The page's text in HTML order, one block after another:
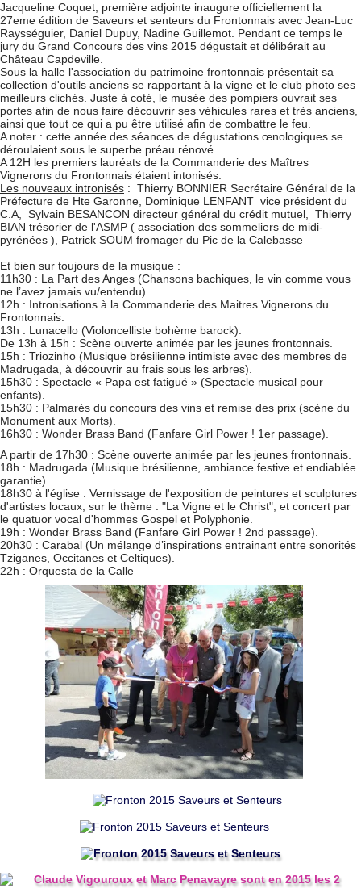
Jacqueline Coquet, première adjointe inaugure officiellement la
27eme édition de Saveurs et senteurs du Frontonnais avec Jean-Luc
Raysséguier, Daniel Dupuy, Nadine Guillemot. Pendant ce temps le
jury du Grand Concours des vins 2015 dégustait et délibérait au
Château Capdeville.
Sous la halle l'association du patrimoine frontonnais présentait sa
collection d'outils anciens se rapportant à la vigne et le club photo ses
meilleurs clichés. Juste à coté, le musée des pompiers ouvrait ses
portes afin de nous faire découvrir ses véhicules rares et très anciens,
ainsi que tout ce qui a pu être utilisé afin de combattre le feu.
A noter : cette année des séances de dégustations œnologiques se
déroulaient sous le superbe préau rénové.
A 12H les premiers lauréats de la Commanderie des Maîtres
Vignerons du Frontonnais étaient intonisés.
Les nouveaux intronisés : Thierry BONNIER Secrétaire Général de la
Préfecture de Hte Garonne, Dominique LENFANT vice président du
C.A, Sylvain BESANCON directeur général du crédit mutuel, Thierry
BIAN trésorier de l'ASMP ( association des sommeliers de midi-
pyrénées ), Patrick SOUM fromager du Pic de la Calebasse
Et bien sur toujours de la musique :
11h30 : La Part des Anges (Chansons bachiques, le vin comme vous
ne l’avez jamais vu/entendu).
12h : Intronisations à la Commanderie des Maitres Vignerons du
Frontonnais.
13h : Lunacello (Violoncelliste bohème barock).
De 13h à 15h : Scène ouverte animée par les jeunes frontonnais.
15h : Triozinho (Musique brésilienne intimiste avec des membres de
Madrugada, à découvrir au frais sous les arbres).
15h30 : Spectacle « Papa est fatigué » (Spectacle musical pour
enfants).
15h30 : Palmarès du concours des vins et remise des prix (scène du
Monument aux Morts).
16h30 : Wonder Brass Band (Fanfare Girl Power ! 1er passage).
A partir de 17h30 : Scène ouverte animée par les jeunes frontonnais.
18h : Madrugada (Musique brésilienne, ambiance festive et endiablée
garantie).
18h30 à l'église : Vernissage de l'exposition de peintures et sculptures
d'artistes locaux, sur le thème : "La Vigne et le Christ", et concert par
le quatuor vocal d'hommes Gospel et Polyphonie.
19h : Wonder Brass Band (Fanfare Girl Power ! 2nd passage).
20h30 : Carabal (Un mélange d’inspirations entrainant entre sonorités
Tziganes, Occitanes et Celtiques).
22h : Orquesta de la Calle